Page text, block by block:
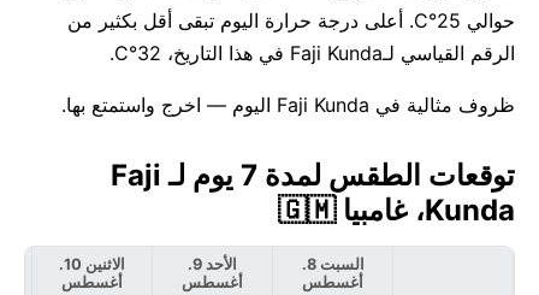
حوالي 25°C. أعلى درجة حرارة اليوم تبقى أقل بكثير من
الرقم القياسي لـFaji Kunda في هذا التاريخ، 32°C.
ظروف مثالية في Faji Kunda اليوم — اخرج واستمتع بها.
توقعات الطقس لمدة 7 يوم لـ Faji
Kunda، غامبيا 🇬🇲
السبت 8.
أغسطس
الأحد 9.
أغسطس
الاثنين 10.
أغسطس